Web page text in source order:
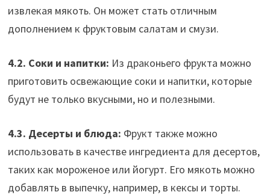
извлекая мякоть. Он может стать отличным
дополнением к фруктовым салатам и смузи.
4.2. Соки и напитки: Из драконьего фрукта можно
приготовить освежающие соки и напитки, которые
будут не только вкусными, но и полезными.
4.3. Десерты и блюда: Фрукт также можно
использовать в качестве ингредиента для десертов,
таких как мороженое или йогурт. Его мякоть можно
добавлять в выпечку, например, в кексы и торты.